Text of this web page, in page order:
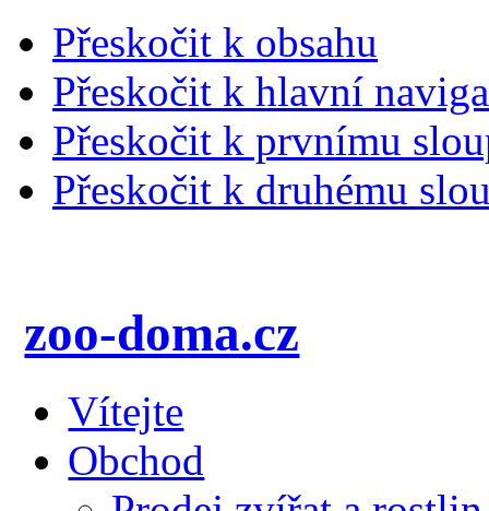
Přeskočit k obsahu
Přeskočit k hlavní
Přeskočit k prvnímu
Přeskočit k druhému
zoo-doma.cz
Vítejte
Obchod